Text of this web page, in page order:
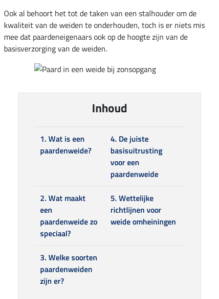
Ook al behoort het tot de taken van een stalhouder om de
kwaliteit van de weiden te onderhouden, toch is er niets mis
mee dat paardeneigenaars ook op de hoogte zijn van de
basisverzorging van de weiden.
Inhoud
1. Wat is een
paardenweide?
4. De juiste
basisuitrusting
voor een
paardenweide
2. Wat maakt
een
paardenweide zo
speciaal?
5. Wettelijke
richtlijnen voor
weide omheiningen
3. Welke soorten
paardenweiden
zijn er?